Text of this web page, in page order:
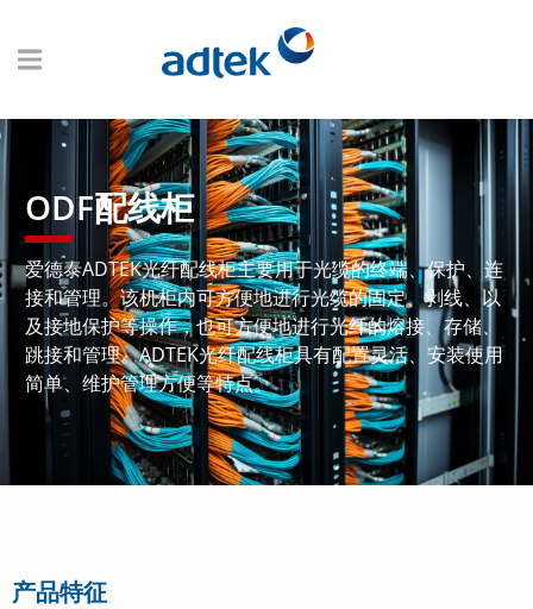
ODF配线柜
爱德泰ADTEK光纤配线柜主要用于光缆的终端、保护、连
接和管理。该机柜内可方便地进行光缆的固定、剥线、以
及接地保护等操作，也可方便地进行光纤的熔接、存储、
跳接和管理。ADTEK光纤配线柜具有配置灵活、安装使用
简单、维护管理方便等特点。
产品特征